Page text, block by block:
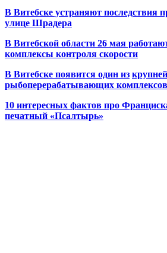
В Витебске устраняют последствия
улице Шрадера
В Витебской области 26 мая
комплексы контроля скорости
В Витебске появится один из
рыбоперерабатывающих комплексов
10 интересных фактов про
печатный «Псалтырь»